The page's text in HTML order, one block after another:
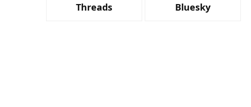
Threads Bluesky